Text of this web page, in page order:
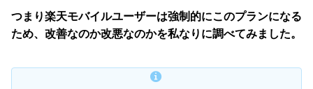
つまり楽天モバイルユーザーは強制的にこのプランになる
ため、改善なのか改悪なのかを私なりに調べてみました。